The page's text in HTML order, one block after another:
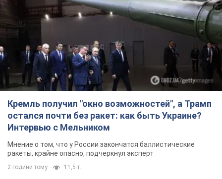
Кремль получил "окно возможностей", а Трамп
остался почти без ракет: как быть Украине?
Интервью с Мельником
Мнение о том, что у России закончатся баллистические
ракеты, крайне опасно, подчеркнул эксперт
2 години тому 11,5 т.